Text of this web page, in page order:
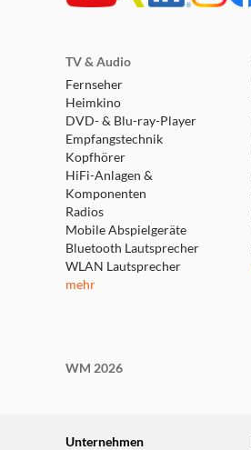
TV & Audio
Fernseher
Heimkino
DVD- & Blu-ray-Player
Empfangstechnik
Kopfhörer
HiFi-Anlagen &
Komponenten
Radios
Mobile Abspielgeräte
Bluetooth Lautsprecher
WLAN Lautsprecher
mehr
WM 2026
Unternehmen